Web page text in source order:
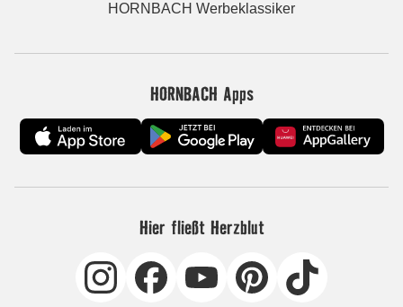
HORNBACH Werbeklassiker
HORNBACH Apps
Hier fließt Herzblut